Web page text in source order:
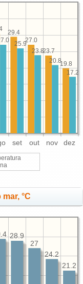
set out nov dez
19.8
23.7
27.0
29.4
17.2
20.8
23.8
25.9
°C
21.2
24.2
27
28.9